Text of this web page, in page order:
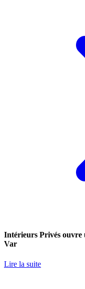
Intérieurs Privés ouvre
Var
Lire la suite